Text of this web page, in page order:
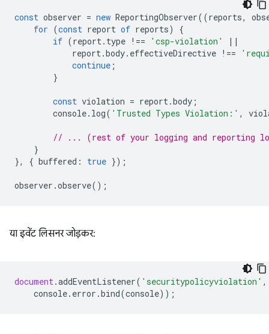
const observer = new ReportingObserver((reports,
for (const report of reports)
{
if (report. type !== 'csp-violation'
||
report.body. effectiveDirective !==
continue ;
}
const violation = report.body ;
console. log( 'Trusted Types Violation:' ,
// ... (rest of your logging and reporting
}
},
{ buffered : true });
observer .observe();
या इवेंट लिसनर जोड़कर:
document.addEventListener( 'securitypolicyviolation' ,
console. error .bind(console));